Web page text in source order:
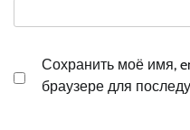
Сохранить моё имя,
браузере для